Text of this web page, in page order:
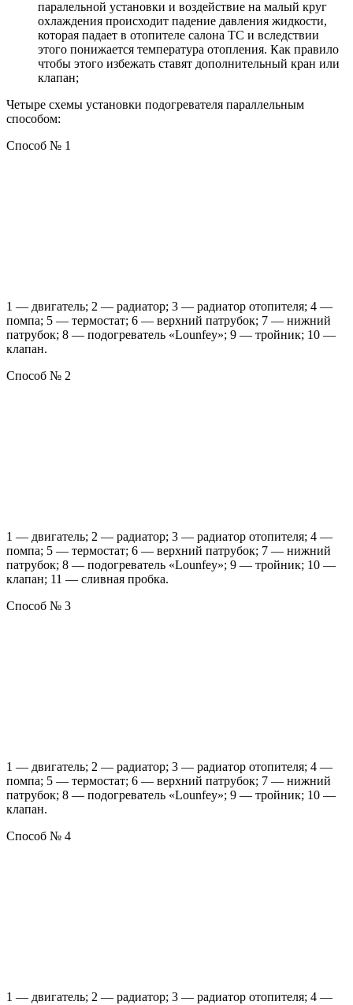
паралельной установки и воздействие на малый круг
охлаждения происходит падение давления жидкости,
которая падает в отопителе салона ТС и вследствии
этого понижается температура отопления. Как правило
чтобы этого избежать ставят дополнительный кран или
клапан;
Четыре схемы установки подогревателя параллельным
способом:
Способ № 1
1 — двигатель; 2 — радиатор; 3 — радиатор отопителя; 4 —
помпа; 5 — термостат; 6 — верхний патрубок; 7 — нижний
патрубок; 8 — подогреватель «Lounfey»; 9 — тройник; 10 —
клапан.
Способ № 2
1 — двигатель; 2 — радиатор; 3 — радиатор отопителя; 4 —
помпа; 5 — термостат; 6 — верхний патрубок; 7 — нижний
патрубок; 8 — подогреватель «Lounfey»; 9 — тройник; 10 —
клапан; 11 — сливная пробка.
Способ № 3
1 — двигатель; 2 — радиатор; 3 — радиатор отопителя; 4 —
помпа; 5 — термостат; 6 — верхний патрубок; 7 — нижний
патрубок; 8 — подогреватель «Lounfey»; 9 — тройник; 10 —
клапан.
Способ № 4
1 — двигатель; 2 — радиатор; 3 — радиатор отопителя; 4 —